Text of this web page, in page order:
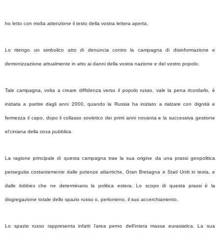
ho letto con molta attenzione il testo della vostra lettera aperta.
Lo ritengo un simbolico atto di denuncia contro la campagna di disinformazione e
demonizzazione attualmente in atto ai danni della vostra nazione e del vostro popolo.
Tale campagna, volta a creare diffidenza verso il popolo russo, vale la pena ricordarlo, è
iniziata a partire dagli anni 2000, quando la Russia ha iniziato a rialzare con dignità e
fermezza il capo, dopo il collasso sovietico dei primi anni novanta e la successiva gestione
el’ciniana della cosa pubblica
La ragione principale di questa campagna trae la sua origine da una prassi geopolitica
perseguita costantemente dalle potenze atlantiche, Gran Bretagna e Stati Uniti in testa, e
dalle lobbiesche ne determinano la politica estera. Lo scopo di questa prassi è la
disgregazione totale dello spazio russo o, perlomeno, il suo accerchiamento.
Lo spazio russo rappresenta infatti l’area perno dell’intera massa eurasiatica. La sua